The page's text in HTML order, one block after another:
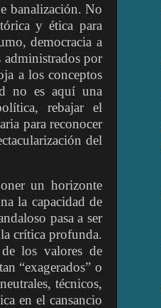
banalización. No
y ética para
democracia a
administrados por
a los conceptos
no es aquí una
rebajar el
para reconocer
del
un horizonte
la capacidad de
pasa a ser
crítica profunda.
los valores de
“exagerados” o
técnicos,
en el cansancio